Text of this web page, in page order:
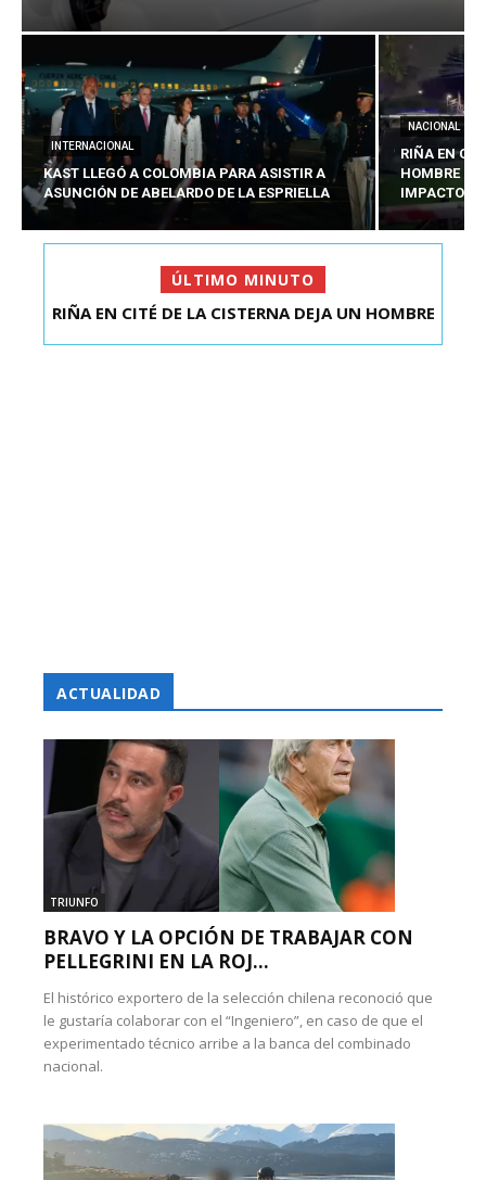
INTERNACIONAL
KAST LLEGÓ A COLOMBIA PARA ASISTIR A
ASUNCIÓN DE ABELARDO DE LA ESPRIELLA
NACIONAL
RIÑA EN
HOMBRE
IMPACTOS
ÚLTIMO MINUTO
IPC DE JULIO SUBIÓ 0,1% EN JULIO: BAJA EN
RIÑA EN CITÉ DE LA CISTERNA DEJA UN HOMBRE
ACTUALIDAD
TRIUNFO
BRAVO Y LA OPCIÓN DE TRABAJAR CON
PELLEGRINI EN LA ROJ...
El histórico exportero de la selección chilena reconoció que
le gustaría colaborar con el “Ingeniero”, en caso de que el
experimentado técnico arribe a la banca del combinado
nacional.